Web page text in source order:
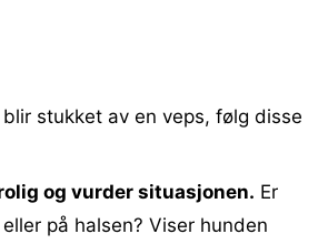
stukket av en veps, følg disse
og vurder situasjonen. Er
på halsen? Viser hunden